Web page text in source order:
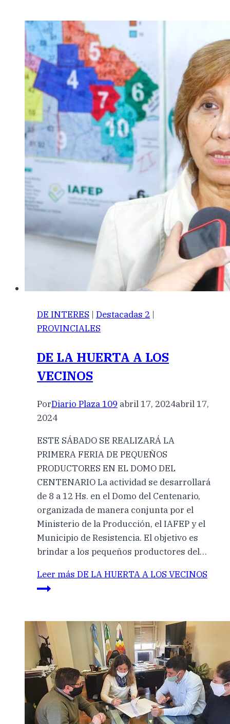
DE INTERES | Destacadas 2 |
PROVINCIALES
DE LA HUERTA A LOS
VECINOS
PorDiario Plaza 109 abril 17, 2024abril 17,
2024
ESTE SÁBADO SE REALIZARÁ LA
PRIMERA FERIA DE PEQUEÑOS
PRODUCTORES EN EL DOMO DEL
CENTENARIO La actividad se desarrollará
de 8 a 12 Hs. en el Domo del Centenario,
organizada de manera conjunta por el
Ministerio de la Producción, el IAFEP y el
Municipio de Resistencia. El objetivo es
brindar a los pequeños productores del…
Leer más DE LA HUERTA A LOS VECINOS